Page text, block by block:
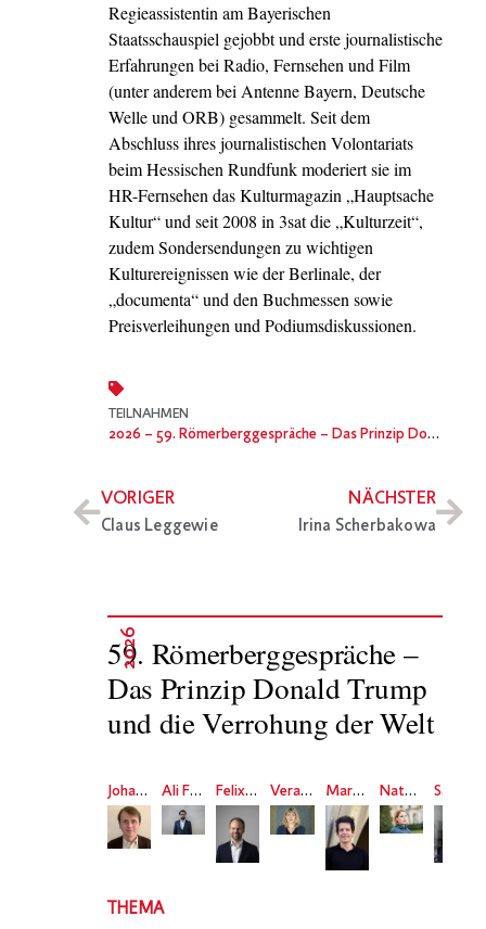
Regieassistentin am Bayerischen
Staatsschauspiel gejobbt und erste journalistische
Erfahrungen bei Radio, Fernsehen und Film
(unter anderem bei Antenne Bayern, Deutsche
Welle und ORB) gesammelt. Seit dem
Abschluss ihres journalistischen Volontariats
beim Hessischen Rundfunk moderiert sie im
HR-Fernsehen das Kulturmagazin „Hauptsache
Kultur“ und seit 2008 in 3sat die „Kulturzeit“,
zudem Sondersendungen zu wichtigen
Kulturereignissen wie der Berlinale, der
„documenta“ und den Buchmessen sowie
Preisverleihungen und Podiumsdiskussionen.
TEILNAHMEN
2026 – 59. Römerberggespräche – Das Prinzip Donald Trump und die Verrohung der Welt
VORIGER
Claus Leggewie
NÄCHSTER
Irina Scherbakowa
2026
59. Römerberggespräche –
Das Prinzip Donald Trump
und die Verrohung der Welt
Johannes Völz Ali Fathollah-Nejad Felix Lange Vera King Martin Andree Natascha Strobl
THEMA